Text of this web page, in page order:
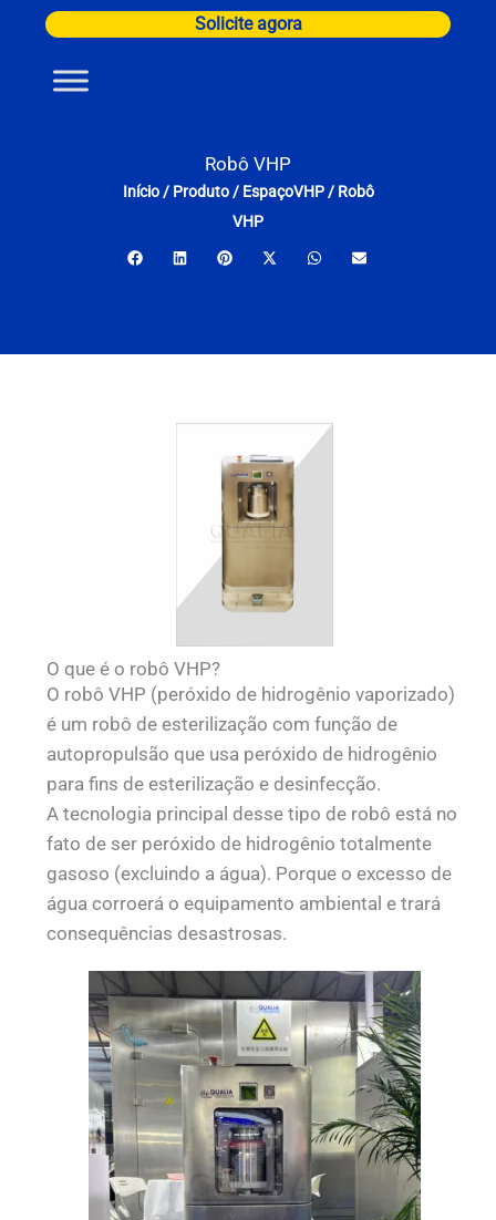
Solicite agora
Robô VHP
Início/ Produto/ EspaçoVHP/ Robô
VHP
O que é o robô VHP?
O robô VHP (peróxido de hidrogênio vaporizado)
é um robô de esterilização com função de
autopropulsão que usa peróxido de hidrogênio
para fins de esterilização e desinfecção.
A tecnologia principal desse tipo de robô está no
fato de ser peróxido de hidrogênio totalmente
gasoso (excluindo a água). Porque o excesso de
água corroerá o equipamento ambiental e trará
consequências desastrosas.